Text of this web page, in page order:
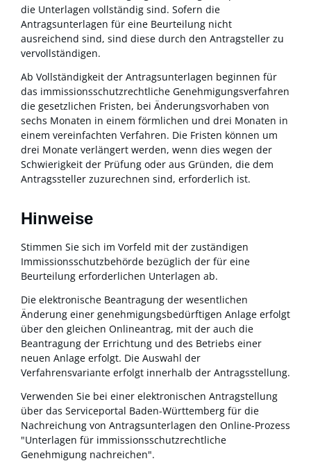
die Unterlagen vollständig sind. Sofern die
Antragsunterlagen für eine Beurteilung nicht
ausreichend sind, sind diese durch den Antragsteller zu
vervollständigen.
Ab Vollständigkeit der Antragsunterlagen beginnen für
das immissionsschutzrechtliche Genehmigungsverfahren
die gesetzlichen Fristen, bei Änderungsvorhaben von
sechs Monaten in einem förmlichen und drei Monaten in
einem vereinfachten Verfahren. Die Fristen können um
drei Monate verlängert werden, wenn dies wegen der
Schwierigkeit der Prüfung oder aus Gründen, die dem
Antragssteller zuzurechnen sind, erforderlich ist.
Hinweise
Stimmen Sie sich im Vorfeld mit der zuständigen
Immissionsschutzbehörde bezüglich der für eine
Beurteilung erforderlichen Unterlagen ab.
Die elektronische Beantragung der wesentlichen
Änderung einer genehmigungsbedürftigen Anlage erfolgt
über den gleichen Onlineantrag, mit der auch die
Beantragung der Errichtung und des Betriebs einer
neuen Anlage erfolgt. Die Auswahl der
Verfahrensvariante erfolgt innerhalb der Antragsstellung.
Verwenden Sie bei einer elektronischen Antragstellung
über das Serviceportal Baden-Württemberg für die
Nachreichung von Antragsunterlagen den Online-Prozess
"Unterlagen für immissionsschutzrechtliche
Genehmigung nachreichen".